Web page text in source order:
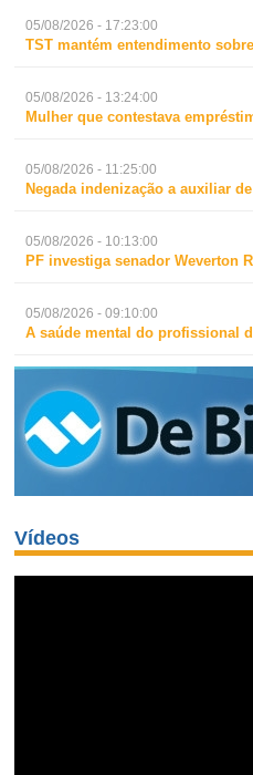
05/08/2026 - 17:23:00
TST mantém entendimento
05/08/2026 - 13:24:00
Mulher que contestava
05/08/2026 - 11:25:00
Negada indenização a auxiliar
05/08/2026 - 10:13:00
PF investiga senador Weverton
05/08/2026 - 09:10:00
A saúde mental do profissional
Vídeos